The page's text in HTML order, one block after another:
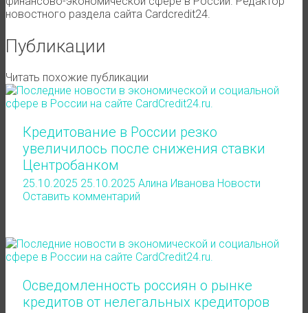
новостного раздела сайта Cardcredit24.
Публикации
Читать похожие публикации
Кредитование в России резко
увеличилось после снижения ставки
Центробанком
25.10.2025 25.10.2025 Алина Иванова Новости
Оставить комментарий
Осведомленность россиян о рынке
кредитов от нелегальных кредиторов